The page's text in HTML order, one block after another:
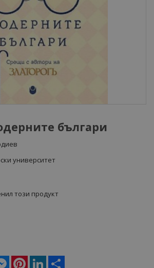
българи
университет
този продукт
MessengerPinterestLinkedIn